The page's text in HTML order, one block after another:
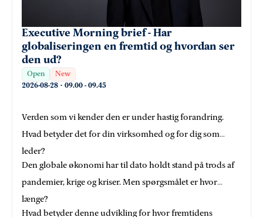
Executive Morning brief - Har
globaliseringen en fremtid og hvordan ser
den ud?
Open New
2026-08-28 · 09.00 - 09.45
Verden som vi kender den er under hastig forandring.
Hvad betyder det for din virksomhed og for dig som
leder?
Den globale økonomi har til dato holdt stand på trods af
pandemier, krige og kriser. Men spørgsmålet er hvor
længe?
Hvad betyder denne udvikling for hvor fremtidens